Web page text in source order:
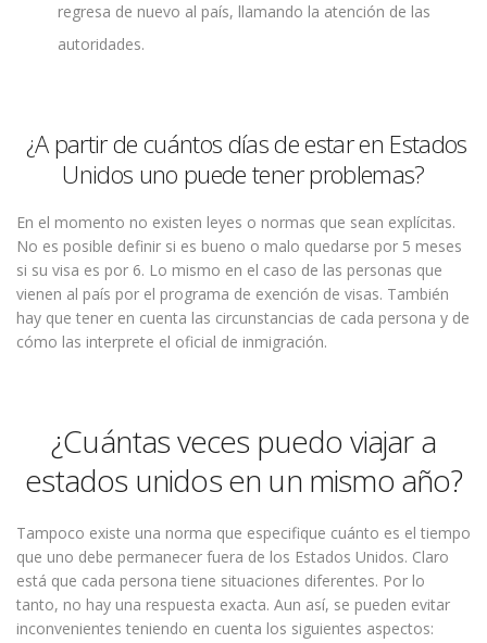
regresa de nuevo al país, llamando la atención de las
autoridades.
¿A partir de cuántos días de estar en Estados
Unidos uno puede tener problemas?
En el momento no existen leyes o normas que sean explícitas.
No es posible definir si es bueno o malo quedarse por 5 meses
si su visa es por 6. Lo mismo en el caso de las personas que
vienen al país por el programa de exención de visas. También
hay que tener en cuenta las circunstancias de cada persona y de
cómo las interprete el oficial de inmigración.
¿Cuántas veces puedo viajar a
estados unidos en un mismo año?
Tampoco existe una norma que especifique cuánto es el tiempo
que uno debe permanecer fuera de los Estados Unidos. Claro
está que cada persona tiene situaciones diferentes. Por lo
tanto, no hay una respuesta exacta. Aun así, se pueden evitar
inconvenientes teniendo en cuenta los siguientes aspectos: